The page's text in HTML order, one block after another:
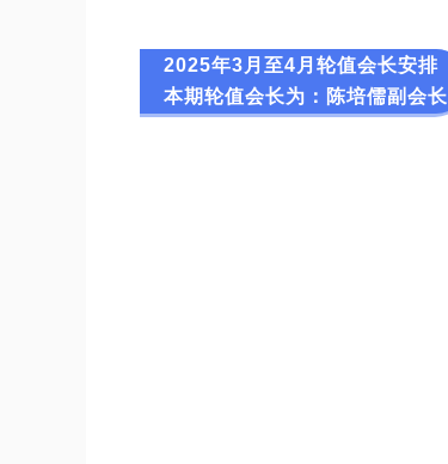
2025年3月至4月轮值会长安排
本期轮值会长为：陈培儒副会长